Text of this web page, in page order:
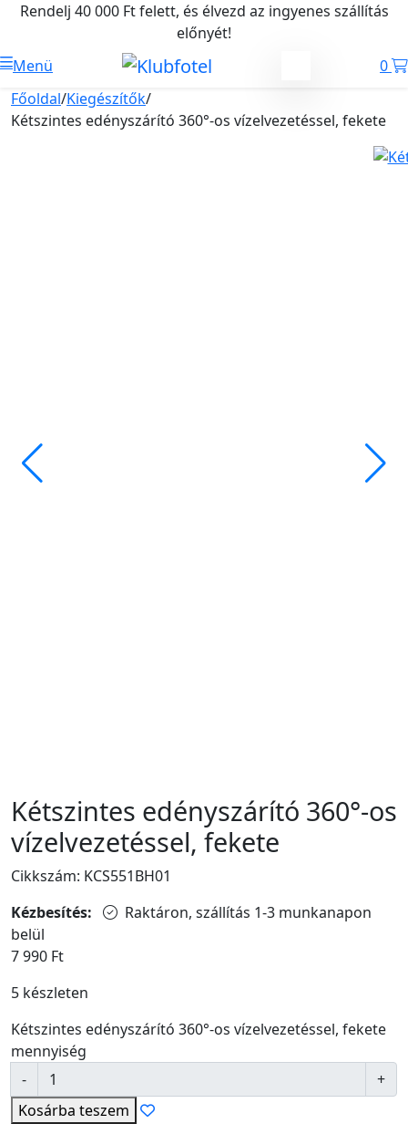
Rendelj 40 000 Ft felett, és élvezd az ingyenes szállítás
előnyét!
Menü
0
Főoldal/Kiegészítők/
Kétszintes edényszárító 360°-os vízelvezetéssel, fekete
Kétszintes edényszárító 360°-os
vízelvezetéssel, fekete
Cikkszám: KCS551BH01
Kézbesítés:
Raktáron, szállítás 1-3 munkanapon
belül
7 990 Ft
5 készleten
Kétszintes edényszárító 360°-os vízelvezetéssel, fekete
mennyiség
Kosárba teszem